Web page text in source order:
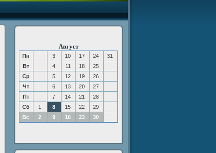
Август
Пн 3 10 17 24
31
Вт
4 11 18
25
Ср
5 12 19
26
Чт
6 13 20
27
Пт
7 14 21
28
Сб
1 8 15 22
29
Вс
2 9 16 23 30